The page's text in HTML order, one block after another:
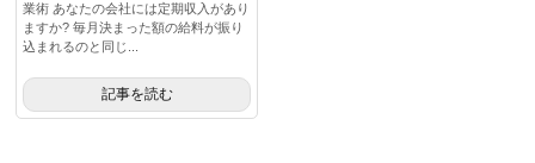
業術 あなたの会社には定期収入があり
ますか? 毎月決まった額の給料が振り
込まれるのと同じ...
記事を読む